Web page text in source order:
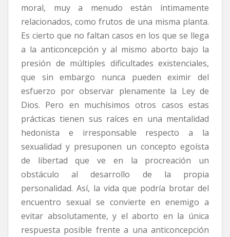
moral, muy a menudo están íntimamente
relacionados, como frutos de una misma planta.
Es cierto que no faltan casos en los que se llega
a la anticoncepción y al mismo aborto bajo la
presión de múltiples dificultades existenciales,
que sin embargo nunca pueden eximir del
esfuerzo por observar plenamente la Ley de
Dios. Pero en muchísimos otros casos estas
prácticas tienen sus raíces en una mentalidad
hedonista e irresponsable respecto a la
sexualidad y presuponen un concepto egoísta
de libertad que ve en la procreación un
obstáculo al desarrollo de la propia
personalidad. Así, la vida que podría brotar del
encuentro sexual se convierte en enemigo a
evitar absolutamente, y el aborto en la única
respuesta posible frente a una anticoncepción